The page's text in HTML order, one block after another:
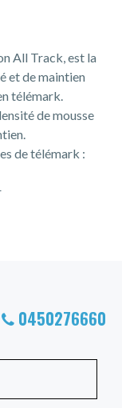
All Track, est la
et de maintien
télémark.
de mousse
de télémark :
0450276660